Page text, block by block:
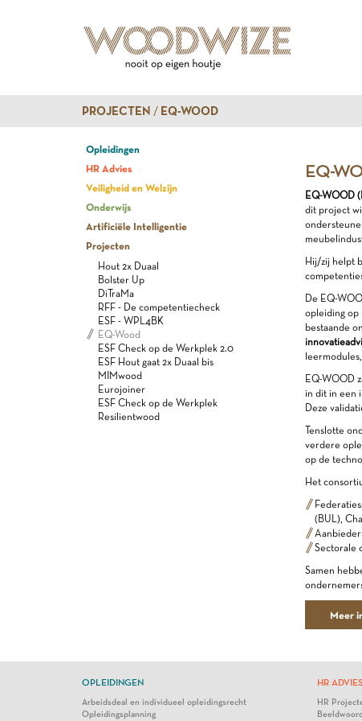
PROJECTEN EQ-WOOD
Opleidingen
HR Advies
Veiligheid en Welzijn
Onderwijs
Artificiële Intelligentie
Projecten
Hout 2x Duaal
Bolster Up
DiTraMa
RFF - De competentiecheck
ESF - WPL4BK
EQ-Wood
ESF Check op de Werkplek 2.0
ESF Hout gaat 2x Duaal bis
MIMwood
Eurojoiner
ESF Check op de Werkplek
Resilientwood
EQ-
EQ-WOOD
dit project
Hij/zij helpt
De EQ-
opleiding op
bestaande
EQ-WOOD
in dit in een
Deze
Tenslotte
verdere
op de
Het
(BUL),
Sectorale
Samen
Meer
OPLEIDINGEN
Arbeidsdeal en individueel opleidingsrecht
Opleidingsplanning
HR ADVIES
HR